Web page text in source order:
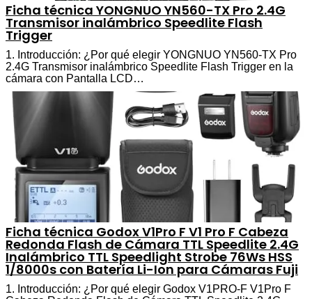
Ficha técnica YONGNUO YN560-TX Pro 2.4G
Transmisor inalámbrico Speedlite Flash
Trigger
1. Introducción: ¿Por qué elegir YONGNUO YN560-TX Pro
2.4G Transmisor inalámbrico Speedlite Flash Trigger en la
cámara con Pantalla LCD…
Ficha técnica Godox V1Pro F V1 Pro F Cabeza
Redonda Flash de Cámara TTL Speedlite 2.4G
Inalámbrico TTL Speedlight Strobe 76Ws HSS
1/8000s con Batería Li-Ion para Cámaras Fuji
1. Introducción: ¿Por qué elegir Godox V1PRO-F V1Pro F